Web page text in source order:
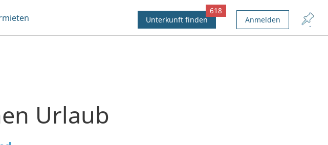
Unterkunft finden
618
Anmelden
Urlaub